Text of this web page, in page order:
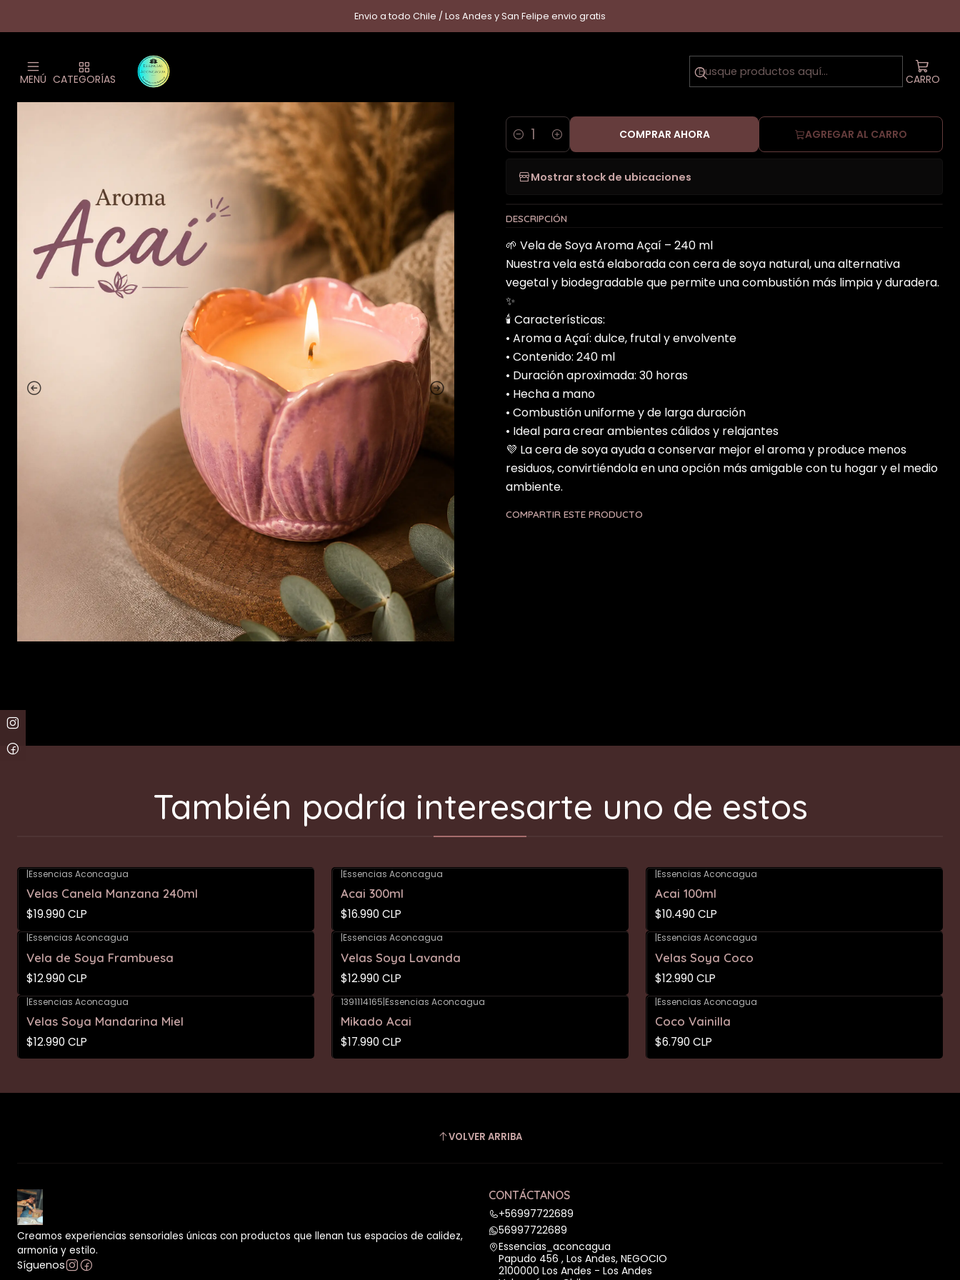
MENÚ CATEGORÍAS CARRO
Envio a todo Chile / Los Andes y San Felipe envio gratis
Inicio Hogar Vela Acai
Cantidad
AGREGAR AL CARRO
COMPRAR AHORA
Mostrar stock de ubicaciones
DESCRIPCIÓN
🌱 Vela de Soya Aroma Açaí – 240 ml
Nuestra vela está elaborada con cera de soya natural, una alternativa
vegetal y biodegradable que permite una combustión más limpia y duradera.
✨
🕯️ Características:
• Aroma a Açaí: dulce, frutal y envolvente
• Contenido: 240 ml
• Duración aproximada: 30 horas
• Hecha a mano
• Combustión uniforme y de larga duración
• Ideal para crear ambientes cálidos y relajantes
💜 La cera de soya ayuda a conservar mejor el aroma y produce menos
residuos, convirtiéndola en una opción más amigable con tu hogar y el medio
ambiente.
COMPARTIR ESTE PRODUCTO
También podría interesarte uno de estos
|Essencias Aconcagua
Velas Canela Manzana 240ml
$19.990 CLP
|Essencias Aconcagua
Acai 300ml
$16.990 CLP
|Essencias Aconcagua
Acai 100ml
$10.490 CLP
|Essencias Aconcagua
Vela de Soya Frambuesa
$12.990 CLP
|Essencias Aconcagua
Velas Soya Lavanda
$12.990 CLP
|Essencias Aconcagua
Velas Soya Coco
$12.990 CLP
|Essencias Aconcagua
Velas Soya Mandarina Miel
$12.990 CLP
1391114165|Essencias Aconcagua
Mikado Acai
$17.990 CLP
|Essencias Aconcagua
Coco Vainilla
$6.790 CLP
VOLVER ARRIBA
Creamos experiencias sensoriales únicas con productos que llenan tus espacios de calidez,
armonía y estilo.
Síguenos
CONTÁCTANOS
+56997722689
56997722689
Essencias_aconcagua
Papudo 456 , Los Andes, NEGOCIO
2100000 Los Andes - Los Andes